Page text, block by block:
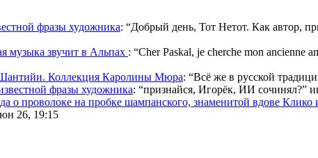
фразы художника: “Добрый день, Тот Нетот. Как автор,
музыка звучит в Альпах : “Cher Paskal, je cherche mon ancienne
Коллекция Каролины Мюра: “Всё же в русской
фразы художника: “признайся, Игорёк, ИИ сочинял?”
о проволоке на пробке шампанского, знаменитой вдове
26, 19:15